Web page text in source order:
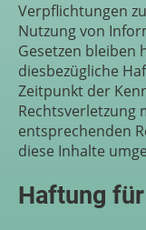
Verpflichtungen
Nutzung von
Gesetzen bleiben
diesbezügliche
Zeitpunkt der
Rechtsverletzung
entsprechenden
diese Inhalte
Haftung